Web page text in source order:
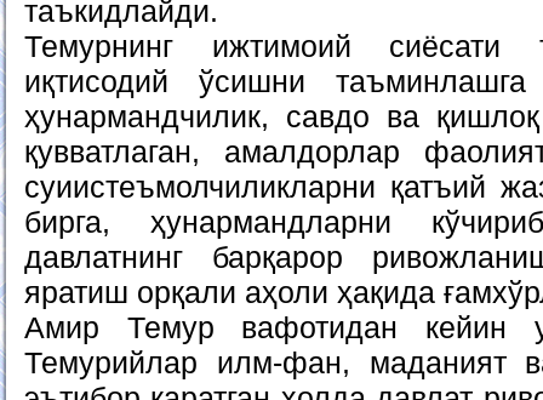
таъкидлайди.
Темурнинг ижтимоий сиёсати
иқтисодий ўсишни
ҳунармандчилик, савдо ва
қувватлаган, амалдорлар
суиистеъмолчиликларни қатъий
бирга, ҳунармандларни
давлатнинг барқарор
яратиш орқали аҳоли ҳақида
Амир Темур вафотидан кейин
Темурийлар илм-фан, маданият